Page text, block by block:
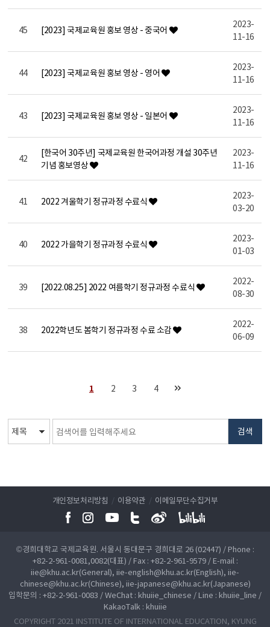
45 [2023] 국제교육원 홍보 영상 - 중국어
2023-
11-16
44 [2023] 국제교육원 홍보 영상 - 영어
2023-
11-16
43 [2023] 국제교육원 홍보 영상 - 일본어
2023-
11-16
42
[한국어 30주년] 국제교육원 한국어과정 개설 30주년
기념 홍보영상
2023-
11-16
41 2022 겨울학기 정규과정 수료식
2023-
03-20
40 2022 가을학기 정규과정 수료식
2023-
01-03
39 [2022.08.25] 2022 여름학기 정규과정 수료식
2022-
08-30
38 2022학년도 봄학기 정규과정 수료 소감
2022-
06-09
1 2 3 4
검색
개인정보처리방침 / 이용약관 / 이메일무단수집거부
©경희대학교 국제교육원. 서울시 동대문구 경희대로 26 (02447) / Phone :
+82-2-961-0081,0082(대표) / Fax : +82-2-961-9579 / E-mail :
iie@khu.ac.kr(General), iie-english@khu.ac.kr(English), iie-
chinese@khu.ac.kr(Chinese), iie-japanese@khu.ac.kr(Japanese)
입학문의 : +82-2-961-0083 / WeChat : khuiie_chinese / Line : khuiie_line /
KakaoTalk : khuiie
COPYRIGHT 2021 INSTITUTE OF INTERNATIONAL EDUCATION, KYUNG